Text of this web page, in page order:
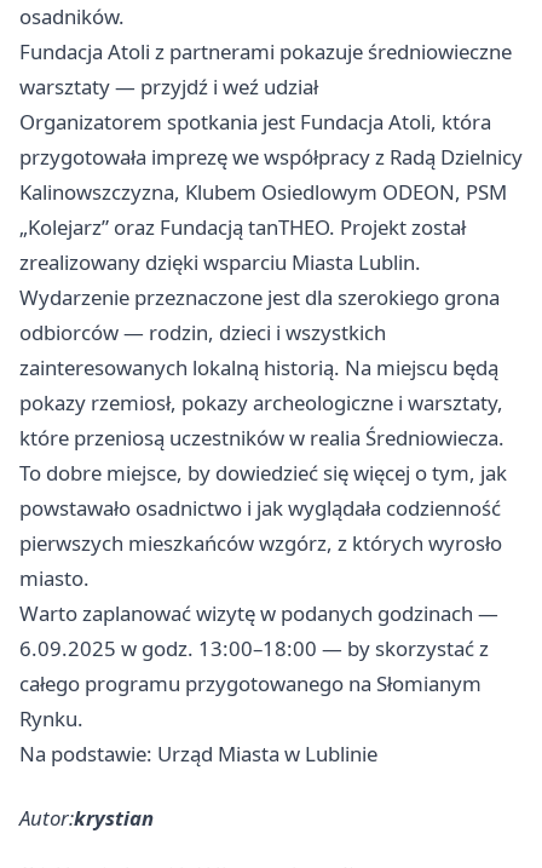
osadników.
Fundacja Atoli z partnerami pokazuje średniowieczne
warsztaty — przyjdź i weź udział
Organizatorem spotkania jest Fundacja Atoli, która
przygotowała imprezę we współpracy z Radą Dzielnicy
Kalinowszczyzna, Klubem Osiedlowym ODEON, PSM
„Kolejarz” oraz Fundacją tanTHEO. Projekt został
zrealizowany dzięki wsparciu Miasta Lublin.
Wydarzenie przeznaczone jest dla szerokiego grona
odbiorców — rodzin, dzieci i wszystkich
zainteresowanych lokalną historią. Na miejscu będą
pokazy rzemiosł, pokazy archeologiczne i warsztaty,
które przeniosą uczestników w realia Średniowiecza.
To dobre miejsce, by dowiedzieć się więcej o tym, jak
powstawało osadnictwo i jak wyglądała codzienność
pierwszych mieszkańców wzgórz, z których wyrosło
miasto.
Warto zaplanować wizytę w podanych godzinach —
6.09.2025 w godz. 13:00–18:00 — by skorzystać z
całego programu przygotowanego na Słomianym
Rynku.
Na podstawie: Urząd Miasta w Lublinie
Autor:krystian